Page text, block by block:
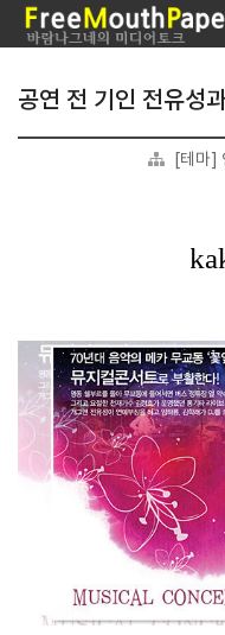
공연 전 기인 전유성
[테마]